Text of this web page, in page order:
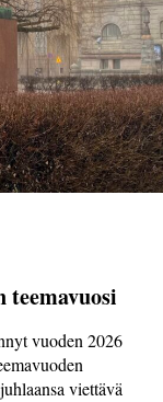
teemavuosi
vuoden 2026
viettävä